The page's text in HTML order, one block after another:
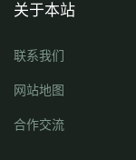
关于本站
联系我们
网站地图
合作交流